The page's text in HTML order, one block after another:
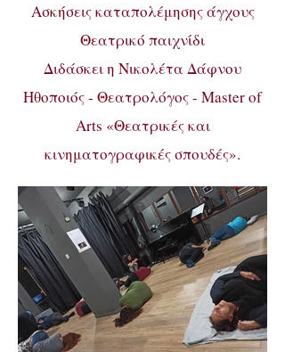
Ασκήσεις καταπολέμησης άγχους
Θεατρικό παιχνίδι
Διδάσκει η Νικολέτα Δάφνου
Ηθοποιός - Θεατρολόγος - Μaster of
Arts «Θεατρικές και
κινηματογραφικές σπουδές».